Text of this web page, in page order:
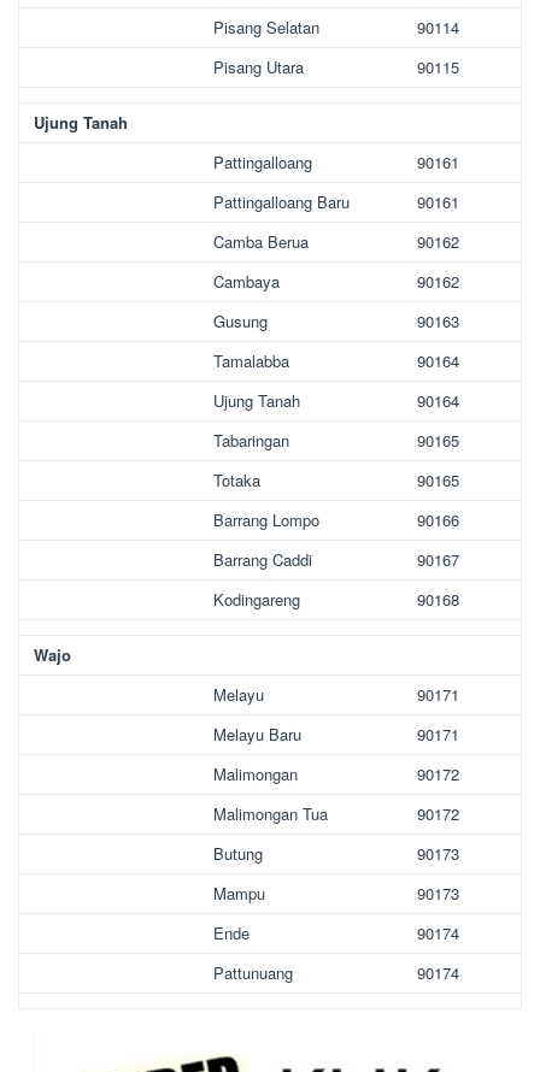
Pisang Selatan
90114
Pisang Utara
90115
Ujung Tanah
Pattingalloang
90161
Pattingalloang Baru
90161
Camba Berua
90162
Cambaya
90162
Gusung
90163
Tamalabba
90164
Ujung Tanah
90164
Tabaringan
90165
Totaka
90165
Barrang Lompo
90166
Barrang Caddi
90167
Kodingareng
90168
Wajo
Melayu
90171
Melayu Baru
90171
Malimongan
90172
Malimongan Tua
90172
Butung
90173
Mampu
90173
Ende
90174
Pattunuang
90174